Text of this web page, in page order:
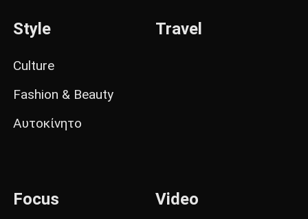
Style
Culture
Fashion & Beauty
Αυτοκίνητο
Travel
Focus Video